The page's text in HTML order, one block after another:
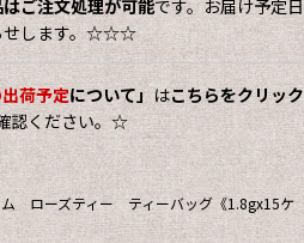
ご注文処理が可能です。お届け予定日
せします。☆☆☆
荷予定について」はこちらをクリック
認ください。☆
ローズティー ティーバッグ《1.8gx15ケ